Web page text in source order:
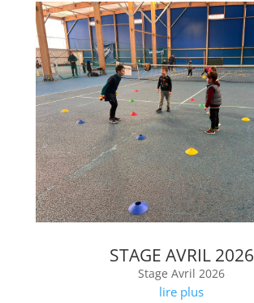
STAGE AVRIL 2026
Stage Avril 2026
lire plus